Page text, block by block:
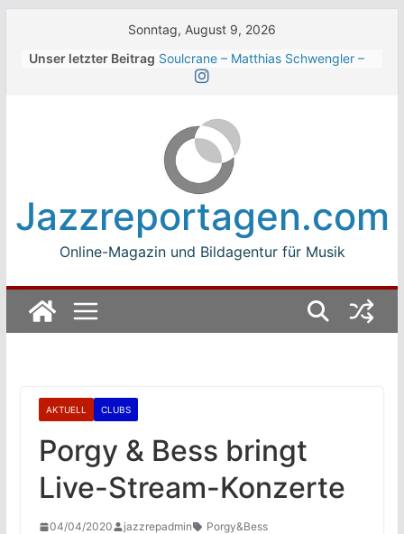
Sonntag, August 9, 2026
Unser letzter Beitrag Soulcrane – Matthias Schwengler –
Walter Trout Band beim Winterbach
Zeltspektakel 2026
The Cinelli Brothers beim
Winterbach Zeltspektakel 2026
Jean-Michel Jarre bei den jazz open
Modena auf der Piazza Roma 2026
Jazzreportagen.com
Online-Magazin und Bildagentur für Musik
AKTUELL CLUBS
Porgy & Bess bringt
Live-Stream-Konzerte
04/04/2020 jazzrepadmin Porgy&Bess